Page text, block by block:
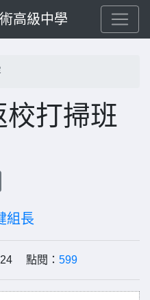
高級中學
校打掃班
組長
點閱： 599